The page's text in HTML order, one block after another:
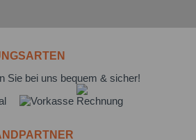
Sie bei uns bequem & sicher!